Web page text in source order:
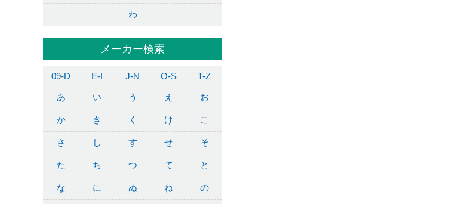
わ
メーカー検索
09-D E-I J-N O-S T-Z
あ い う え お
か き く け こ
さ し す せ そ
た ち つ て と
な に ぬ ね の